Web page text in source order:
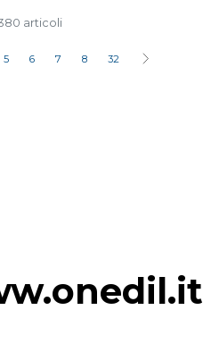
articoli
5 6 7 8 32